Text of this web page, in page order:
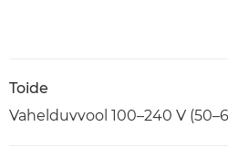
Toide
Vahelduvvool 100–240 V